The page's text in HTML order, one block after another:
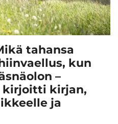
tahansa
kun
–
kirjan,
ja